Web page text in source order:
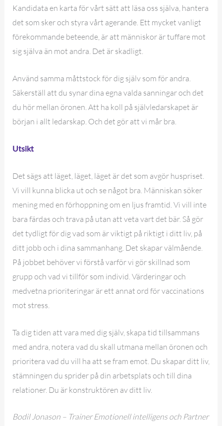
Kandidata en karta för vårt sätt att läsa oss själva, hantera
det som sker och styra vårt agerande. Ett mycket vanligt
förekommande beteende, är att människor är tuffare mot
sig själva än mot andra. Det är skadligt.
Använd samma måttstock för dig själv som för andra.
Säkerställ att du synar dina egna valda sanningar och det
du hör mellan öronen. Att ha koll på självledarskapet är
början i allt ledarskap. Och det gör att vi mår bra.
Utsikt
Det sägs att läget, läget, läget är det som avgör huspriset.
Vi vill kunna blicka ut och se något bra. Människan söker
mening med en förhoppning om en ljus framtid. Vi vill inte
bara färdas och trava på utan att veta vart det bär. Så gör
det tydligt för dig vad som är viktigt på riktigt i ditt liv, på
ditt jobb och i dina sammanhang. Det skapar välmående.
På jobbet behöver vi förstå varför vi gör skillnad som
grupp och vad vi tillför som individ. Värderingar och
medvetna prioriteringar är ett annat ord för vaccinations
mot stress.
Ta dig tiden att vara med dig själv, skapa tid tillsammans
med andra, notera vad du skall utmana mellan öronen och
prioritera vad du vill ha att se fram emot. Du skapar ditt liv,
stämningen du sprider på din arbetsplats och till dina
relationer. Du är konstruktören av ditt liv.
Bodil Jonason – Trainer Emotionell intelligens och Partner